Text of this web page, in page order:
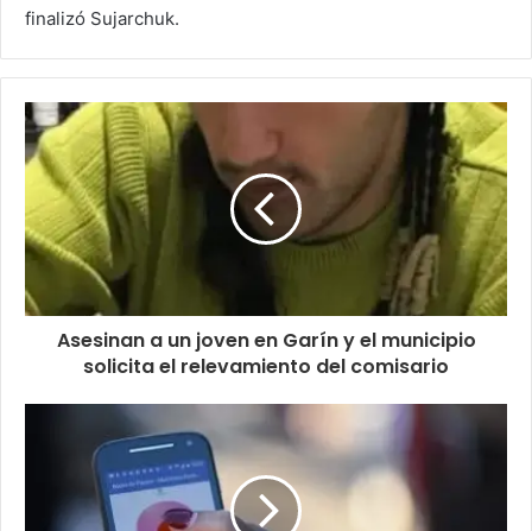
finalizó Sujarchuk.
Asesinan a un joven en Garín y el municipio
solicita el relevamiento del comisario